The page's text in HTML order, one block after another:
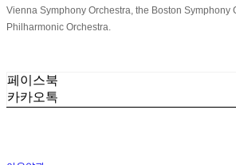
Vienna Symphony Orchestra, the Boston Symphony
Philharmonic Orchestra.
페이스북
카카오톡